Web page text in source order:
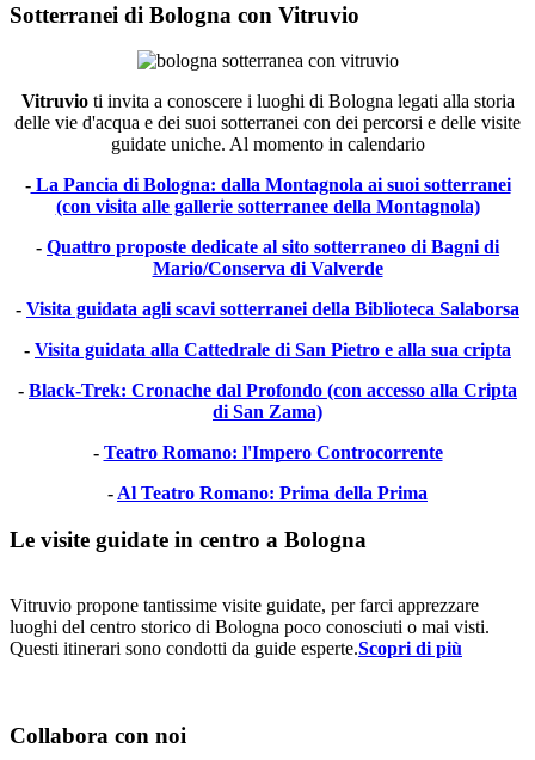
Sotterranei di Bologna con Vitruvio
Vitruvioti invita a conoscere i luoghi di Bologna legati alla storia
delle vie d'acqua e dei suoi sotterranei con dei percorsi e delle visite
guidate uniche. Al momento in calendario
-La Pancia di Bologna: dalla Montagnola ai suoi sotterranei
(con visita alle gallerie sotterranee della Montagnola)
- Quattro proposte dedicate al sito sotterraneo di Bagni di
Mario/Conserva di Valverde
- Visita guidata agli scavi sotterranei della Biblioteca Salaborsa
- Visita guidata alla Cattedrale di San Pietro e alla sua cripta
- Black-Trek: Cronache dal Profondo (con accesso alla Cripta
di San Zama)
- Teatro Romano: l'Impero Controcorrente
-Al Teatro Romano: Prima della Prima
Le visite guidate in centro a Bologna
Vitruvio propone tantissime visite guidate, per farci apprezzare
luoghi del centro storico di Bologna poco conosciuti o mai visti.
Questi itinerari sono condotti da guide esperte.Scopri di più
Collabora con noi